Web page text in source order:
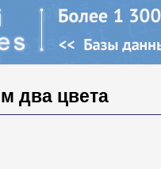
два цвета